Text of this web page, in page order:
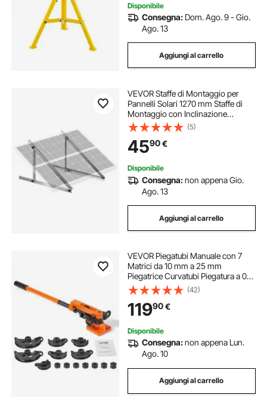
Disponibile
Consegna: Dom. Ago. 9 - Gio.
Ago. 13
Aggiungi al carrello
VEVOR Staffe di Montaggio per
Pannelli Solari 1270 mm Staffe di
Montaggio con Inclinazione
Regolabile 0 a 90° Supportano
Pannelli Solari da 100-550 W con
Gambe Inclinabili Pieghevoli per
Camper, Barca
(5)
4590€
Disponibile
Consegna:non appena Gio.
Ago. 13
Aggiungi al carrello
VEVOR Piegatubi Manuale con 7
Matrici da 10 mm a 25 mm
Piegatrice Curvatubi Piegatura a 0° -
180° per Tubi in Rame Alluminio
Acciaio per Riparazione Auto
Frigorifero Aria Condizionatore
HVAC
(42)
11990€
Disponibile
Consegna:non appena Lun.
Ago. 10
Aggiungi al carrello